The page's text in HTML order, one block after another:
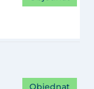
Objednat